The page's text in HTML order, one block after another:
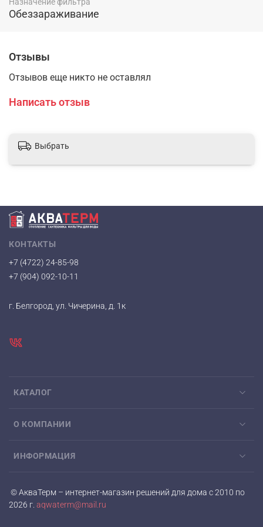
Обеззараживание
Отзывы
Отзывов еще никто не оставлял
Написать отзыв
Выбрать
КАТАЛОГ
О КОМПАНИИ
ИНФОРМАЦИЯ
КОНТАКТЫ
+7 (4722) 24-85-98
+7 (904) 092-10-11
г. Белгород, ул. Чичерина, д. 1к
© АкваТерм – интернет-магазин решений для дома с 2010 по
2026 г. aqwaterm@mail.ru